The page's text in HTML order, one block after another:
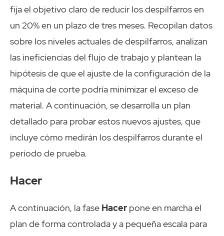
fija el objetivo claro de reducir los despilfarros en
un 20% en un plazo de tres meses. Recopilan datos
sobre los niveles actuales de despilfarros, analizan
las ineficiencias del flujo de trabajo y plantean la
hipótesis de que el ajuste de la configuración de la
máquina de corte podría minimizar el exceso de
material. A continuación, se desarrolla un plan
detallado para probar estos nuevos ajustes, que
incluye cómo medirán los despilfarros durante el
periodo de prueba.
Hacer
A continuación, la fase Hacer pone en marcha el
plan de forma controlada y a pequeña escala para